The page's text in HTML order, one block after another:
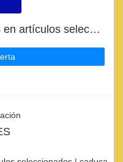
Compre 1 y llévese 1 gratis en artículos seleccionados | caduca pronto